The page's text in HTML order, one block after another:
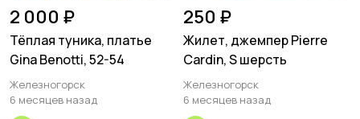
2 000 ₽
Тёплая туника, платье
Gina Benotti, 52-54
Железногорск
6 месяцев назад
250 ₽
Жилет, джемпер Pierre
Cardin, S шерсть
Железногорск
6 месяцев назад